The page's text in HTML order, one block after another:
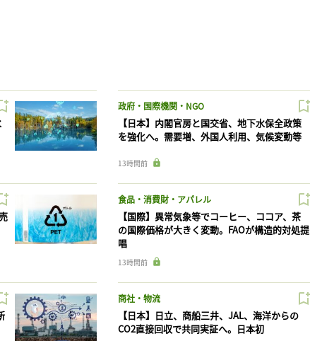
政府・国際機関・NGO
【日本】内閣官房と国交省、地下水保全政策
を強化へ。需要増、外国人利用、気候変動等
13時間前
食品・消費財・アパレル
【国際】異常気象等でコーヒー、ココア、茶
の国際価格が大きく変動。FAOが構造的対処提
唱
13時間前
商社・物流
【日本】日立、商船三井、JAL、海洋からの
CO2直接回収で共同実証へ。日本初